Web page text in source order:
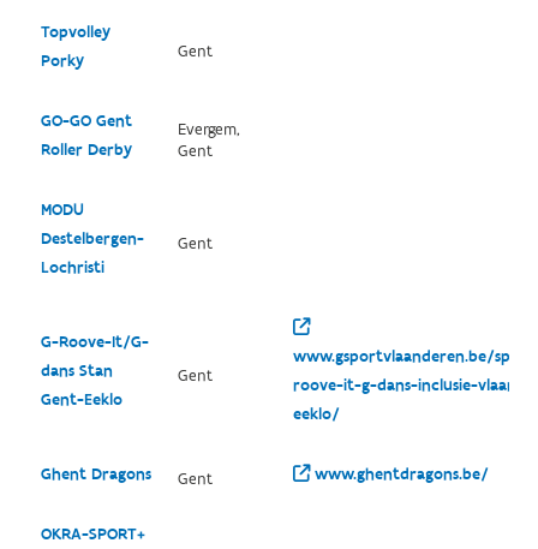
Topvolley
Porky
Gent
GO-GO Gent
Roller Derby
Evergem,
Gent
MODU
Destelbergen-
Lochristi
Gent
G-Roove-It/G-
dans Stan
Gent-Eeklo
Gent
www.gsportvlaanderen.be/
roove-it-g-dans-inclusie-
eeklo/
Ghent Dragons Gent www.ghentdragons.be/
OKRA-SPORT+